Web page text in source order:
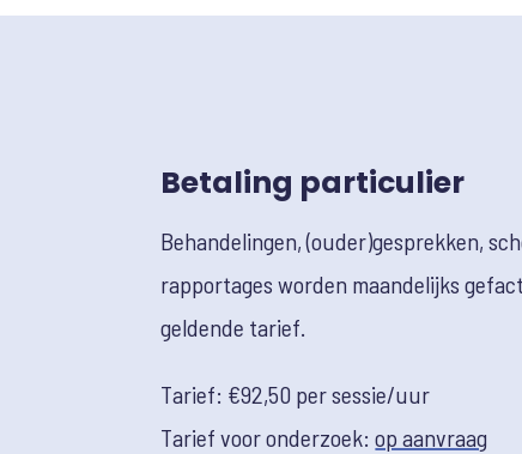
Betaling particulier
Behandelingen, (ouder)gesprekken,
rapportages worden maandelijks
geldende tarief.
Tarief: €92,50 per sessie/uur
Tarief voor onderzoek:op aanvraag